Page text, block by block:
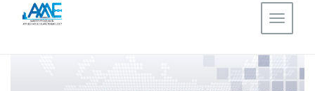
Toggle